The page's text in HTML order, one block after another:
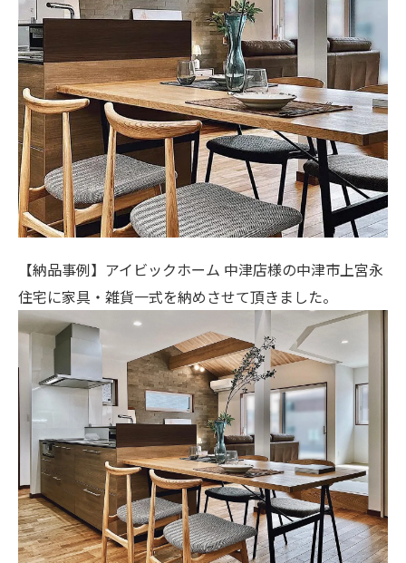
【納品事例】アイビックホーム 中津店様の中津市上宮永
住宅に家具・雑貨一式を納めさせて頂きました。